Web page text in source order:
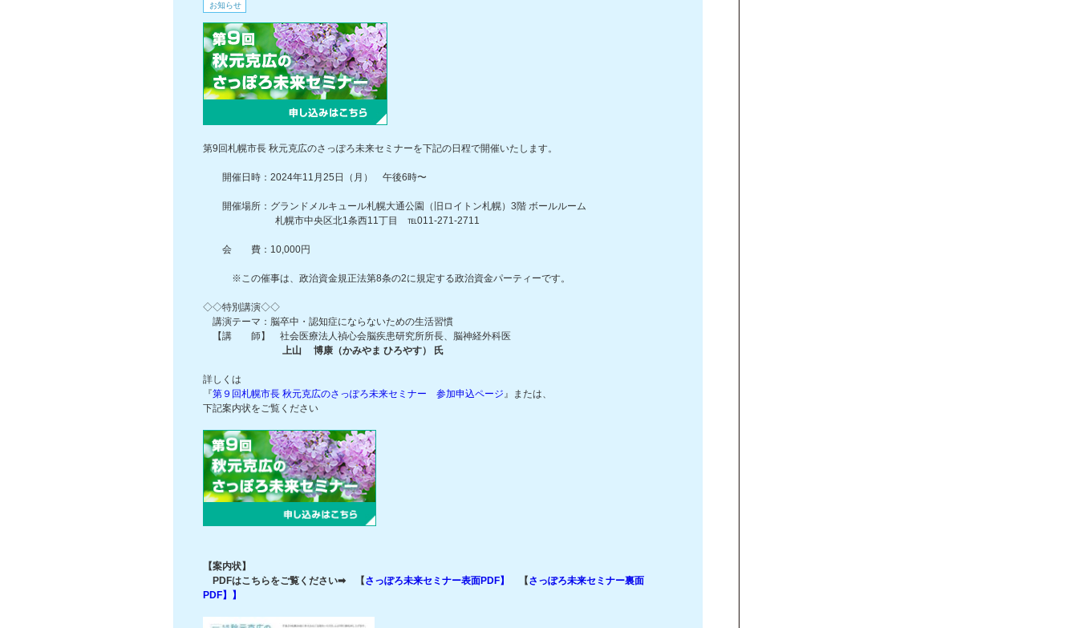
お知らせ
第9回札幌市長 秋元克広のさっぽろ未来セミナーを下記の日程で開催いたします。
開催日時：2024年11月25日（月） 午後6時〜
開催場所：グランドメルキュール札幌大通公園（旧ロイトン札幌）3階 ボールルーム
札幌市中央区北1条西11丁目 ℡011-271-2711
会 費：10,000円
※この催事は、政治資金規正法第8条の2に規定する政治資金パーティーです。
◇◇特別講演◇◇
講演テーマ：脳卒中・認知症にならないための生活習慣
【講 師】 社会医療法人禎心会脳疾患研究所所長、脳神経外科医
上山 博康（かみやま ひろやす） 氏
詳しくは
『第９回札幌市長 秋元克広のさっぽろ未来セミナー 参加申込ページ』または、
下記案内状をご覧ください
【案内状】
PDFはこちらをご覧ください➡ 【さっぽろ未来セミナー表面PDF】 【さっぽろ未来セミナー裏面
PDF】】